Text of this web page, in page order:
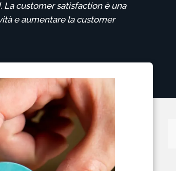
customer satisfaction è una
e aumentare la customer